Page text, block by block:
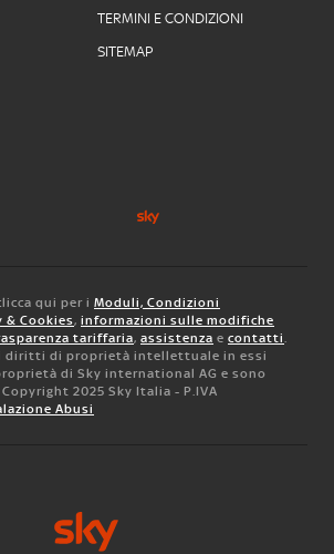
TERMINI E CONDIZIONI
SITEMAP
qui per i Moduli, Condizioni
& Cookies, informazioni sulle modifiche
tariffaria, assistenza e contatti.
diritti di proprietà intellettuale in essi
di Sky international AG e sono
2025 Sky Italia - P.IVA
Abusi